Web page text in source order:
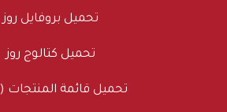
تحميل بروفايل روز
تحميل كتالوج روز
تحميل قائمة المنتجات (pdf)